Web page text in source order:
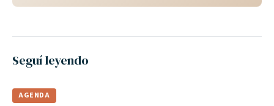
Seguí leyendo
AGENDA